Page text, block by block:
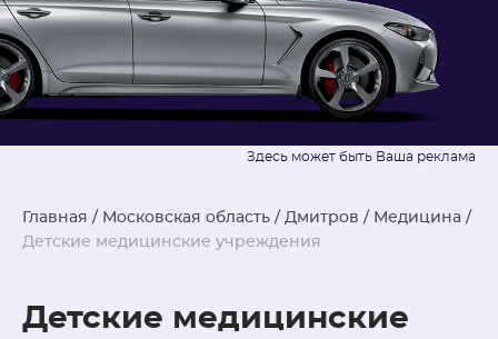
Главная / Московская область / Дмитров / Медицина /
Детские медицинские учреждения
Детские медицинские